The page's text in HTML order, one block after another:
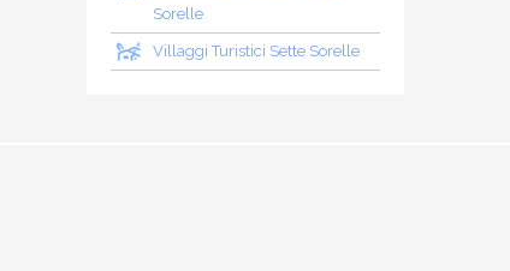
Sorelle
Villaggi Turistici Sette Sorelle